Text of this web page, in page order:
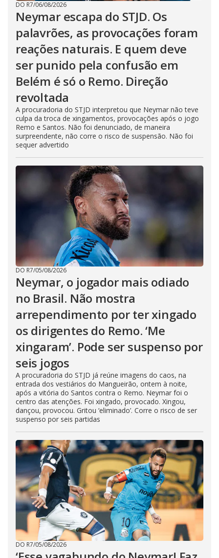
DO R7/06/08/2026
Neymar escapa do STJD. Os
palavrões, as provocações foram
reações naturais. E quem deve
ser punido pela confusão em
Belém é só o Remo. Direção
revoltada
A procuradoria do STJD interpretou que Neymar não teve
culpa da troca de xingamentos, provocações após o jogo
Remo e Santos. Não foi denunciado, de maneira
surpreendente, não corre o risco de suspensão. Não foi
sequer advertido
DO R7/05/08/2026
Neymar, o jogador mais odiado
no Brasil. Não mostra
arrependimento por ter xingado
os dirigentes do Remo. ‘Me
xingaram’. Pode ser suspenso por
seis jogos
A procuradoria do STJD já reúne imagens do caos, na
entrada dos vestiários do Mangueirão, ontem à noite,
após a vitória do Santos contra o Remo. Neymar foi o
centro das atenções. Foi xingado, provocado. Xingou,
dançou, provocou. Gritou ‘eliminado’. Corre o risco de ser
suspenso por seis partidas
DO R7/05/08/2026